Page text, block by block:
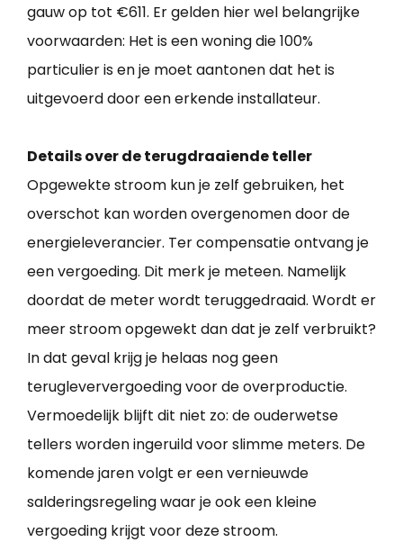
gauw op tot €611. Er gelden hier wel belangrijke
voorwaarden: Het is een woning die 100%
particulier is en je moet aantonen dat het is
uitgevoerd door een erkende installateur.
Details over de terugdraaiende teller
Opgewekte stroom kun je zelf gebruiken, het
overschot kan worden overgenomen door de
energieleverancier. Ter compensatie ontvang je
een vergoeding. Dit merk je meteen. Namelijk
doordat de meter wordt teruggedraaid. Wordt er
meer stroom opgewekt dan dat je zelf verbruikt?
In dat geval krijg je helaas nog geen
terugleververgoeding voor de overproductie.
Vermoedelijk blijft dit niet zo: de ouderwetse
tellers worden ingeruild voor slimme meters. De
komende jaren volgt er een vernieuwde
salderingsregeling waar je ook een kleine
vergoeding krijgt voor deze stroom.